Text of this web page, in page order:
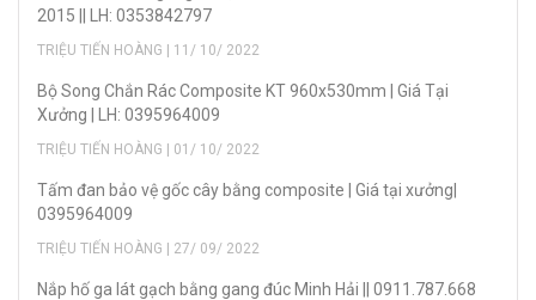
2015 || LH: 0353842797
TRIỆU TIẾN HOÀNG | 11/ 10/ 2022
Bộ Song Chắn Rác Composite KT 960x530mm | Giá Tại
Xưởng | LH: 0395964009
TRIỆU TIẾN HOÀNG | 01/ 10/ 2022
Tấm đan bảo vệ gốc cây bằng composite | Giá tại xưởng|
0395964009
TRIỆU TIẾN HOÀNG | 27/ 09/ 2022
Nắp hố ga lát gạch bằng gang đúc Minh Hải || 0911.787.668